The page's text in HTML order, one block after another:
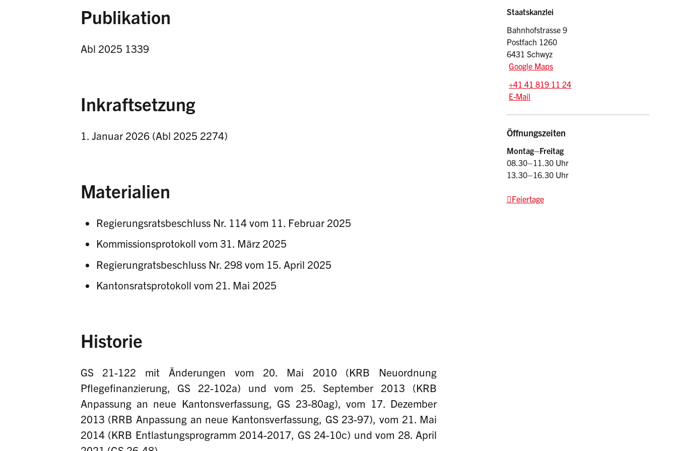
Publikation
Abl 2025 1339
Inkraftsetzung
1. Januar 2026 (Abl 2025 2274)
Materialien
Regierungsratsbeschluss Nr. 114 vom 11. Februar 2025
Kommissionsprotokoll vom 31. März 2025
Regierungratsbeschluss Nr. 298 vom 15. April 2025
Kantonsratsprotokoll vom 21. Mai 2025
Historie
GS 21-122 mit Änderungen vom 20. Mai 2010 (KRB Neuordnung
Pflegefinanzierung, GS 22-102a) und vom 25. September 2013 (KRB
Anpassung an neue Kantonsverfassung, GS 23-80ag), vom 17. Dezember
2013 (RRB Anpassung an neue Kantonsverfassung, GS 23-97), vom 21. Mai
2014 (KRB Entlastungsprogramm 2014-2017, GS 24-10c) und vom 28. April
Sidebar
Adresse
Staatskanzlei
Bahnhofstrasse 9
Postfach 1260
6431 Schwyz
Google Maps
Tel.:
+41 41 819 11 24
E-Mail: srsz
E-Mail
Öffnungszeiten
Montag–Freitag
08.30–11.30 Uhr
13.30–16.30 Uhr
Feiertage